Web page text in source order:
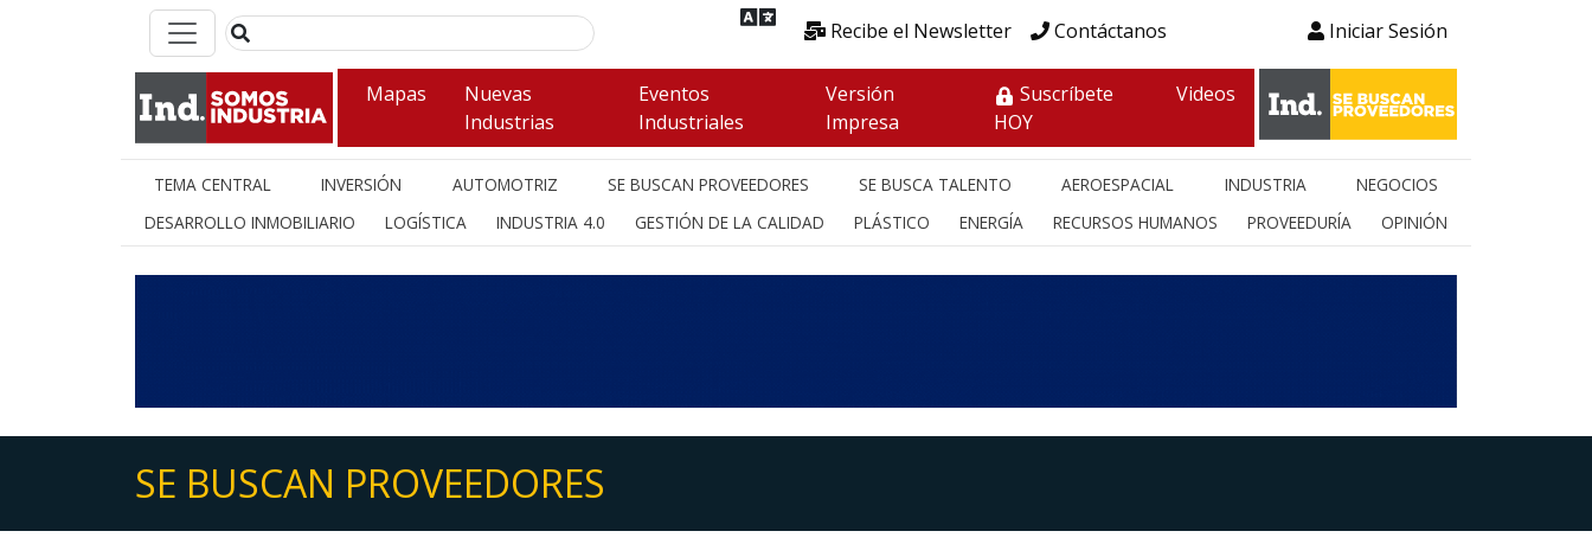
Recibe el Newsletter Contáctanos Iniciar Sesión
Mapas
Nuevas
Industrias
Eventos
Industriales
Versión
Impresa
Suscríbete
HOY
Videos
TEMA CENTRAL INVERSIÓN AUTOMOTRIZ SE BUSCAN PROVEEDORES SE BUSCA TALENTO AEROESPACIAL INDUSTRIA
NEGOCIOS
DESARROLLO INMOBILIARIO
LOGÍSTICA INDUSTRIA 4.0 GESTIÓN DE LA CALIDAD PLÁSTICO ENERGÍA RECURSOS HUMANOS PROVEEDURÍA OPINIÓN
SE BUSCAN PROVEEDORES